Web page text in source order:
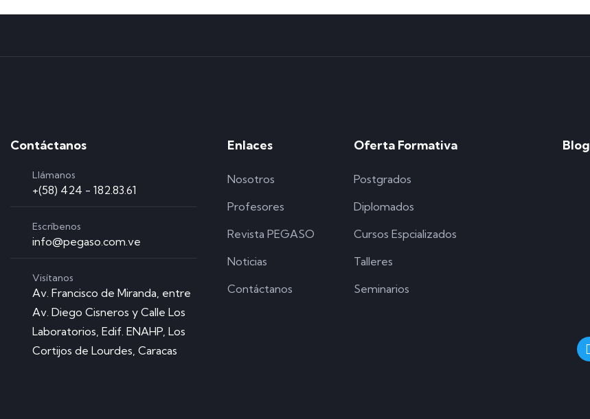
Contáctanos
Llámanos
+(58) 424 - 182.83.61
Escríbenos
info@pegaso.com.ve
Visítanos
Av. Francisco de Miranda, entre
Av. Diego Cisneros y Calle Los
Laboratorios, Edif. ENAHP, Los
Cortijos de Lourdes, Caracas
Enlaces
Nosotros
Profesores
Revista PEGASO
Noticias
Contáctanos
Oferta Formativa
Postgrados
Diplomados
Cursos Espcializados
Talleres
Seminarios
Blog